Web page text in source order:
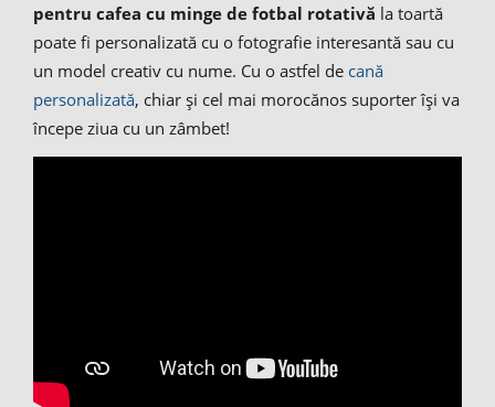
pentru cafea cu minge de fotbal rotativă la toartă
poate fi personalizată cu o fotografie interesantă sau cu
un model creativ cu nume. Cu o astfel de cană
personalizată, chiar și cel mai morocănos suporter își va
începe ziua cu un zâmbet!